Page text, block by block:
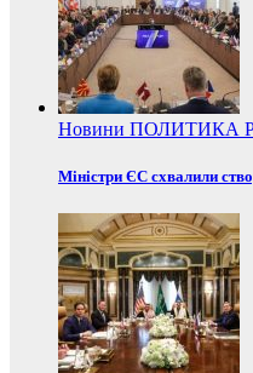
Новини ПОЛИТИКА
Міністри ЄС схвалили